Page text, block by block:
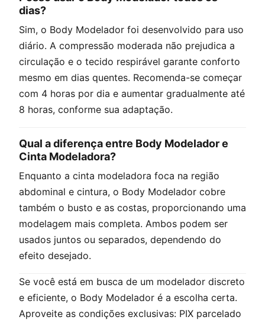
dias?
Sim, o Body Modelador foi desenvolvido para uso
diário. A compressão moderada não prejudica a
circulação e o tecido respirável garante conforto
mesmo em dias quentes. Recomenda-se começar
com 4 horas por dia e aumentar gradualmente até
8 horas, conforme sua adaptação.
Qual a diferença entre Body Modelador e
Cinta Modeladora?
Enquanto a cinta modeladora foca na região
abdominal e cintura, o Body Modelador cobre
também o busto e as costas, proporcionando uma
modelagem mais completa. Ambos podem ser
usados juntos ou separados, dependendo do
efeito desejado.
Se você está em busca de um modelador discreto
e eficiente, o Body Modelador é a escolha certa.
Aproveite as condições exclusivas: PIX parcelado